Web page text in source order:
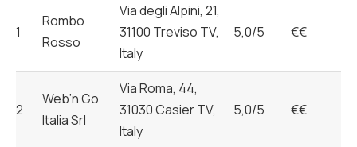
1
Rombo
Rosso
Via degli Alpini, 21,
31100 Treviso TV,
Italy
5,0/5 €€
2
Web’n Go
Italia Srl
Via Roma, 44,
31030 Casier TV,
Italy
5,0/5 €€